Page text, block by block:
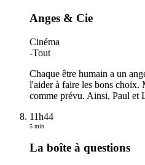
Anges & Cie
Cinéma
-Tout
Chaque être humain a un
l'aider à faire les bons choix.
comme prévu. Ainsi, Paul et
11h44
5 min
La boîte à questions